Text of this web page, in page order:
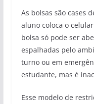
As bolsas são cases
aluno coloca o
bolsa só pode ser
espalhadas pelo
turno ou em
estudante, mas é
Esse modelo de